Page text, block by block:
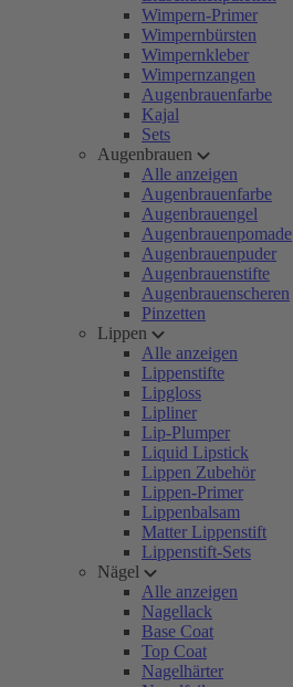
Wimpern-Primer
Wimpernbürsten
Wimpernkleber
Wimpernzangen
Augenbrauenfarbe
Kajal
Sets
Augenbrauen
Alle anzeigen
Augenbrauenfarbe
Augenbrauengel
Augenbrauenpomade
Augenbrauenpuder
Augenbrauenstifte
Augenbrauenscheren
Pinzetten
Lippen
Alle anzeigen
Lippenstifte
Lipgloss
Lipliner
Lip-Plumper
Liquid Lipstick
Lippen Zubehör
Lippen-Primer
Lippenbalsam
Matter Lippenstift
Lippenstift-Sets
Nägel
Alle anzeigen
Nagellack
Base Coat
Top Coat
Nagelhärter